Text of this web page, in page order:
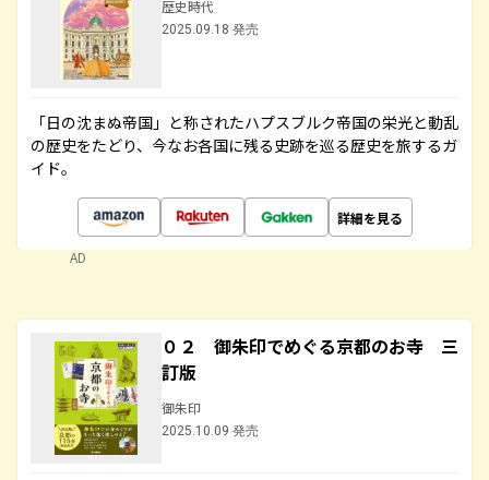
歴史時代
2025.09.18 発売
「日の沈まぬ帝国」と称されたハプスブルク帝国の栄光と動乱
の歴史をたどり、今なお各国に残る史跡を巡る歴史を旅するガ
イド。
詳細を見る
AD
０２ 御朱印でめぐる京都のお寺 三
訂版
御朱印
2025.10.09 発売